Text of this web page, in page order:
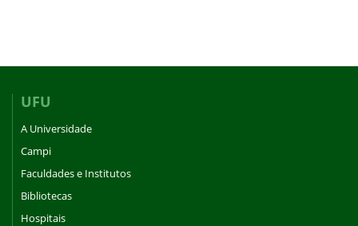
UFU
A Universidade
Campi
Faculdades e Institutos
Bibliotecas
Hospitais